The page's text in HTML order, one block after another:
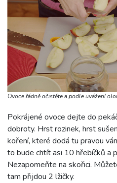
Ovoce řádně očistěte a podle uvážení
Pokrájené ovoce dejte do
dobroty. Hrst rozinek, hrst
koření, které dodá tu pravou
to bude chtít asi 10 hřebíčků a
Nezapomeňte na skořici.
tam přijdou 2 lžičky.